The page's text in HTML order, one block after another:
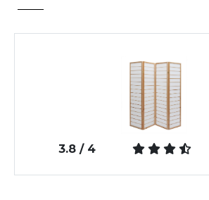
3.8 / 4